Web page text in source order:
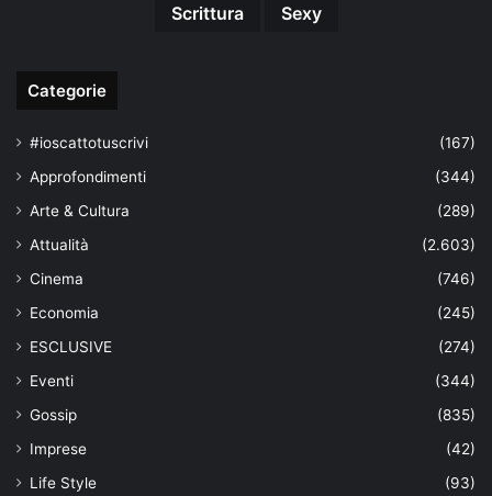
Scrittura
Sexy
Categorie
#ioscattotuscrivi
(167)
Approfondimenti
(344)
Arte & Cultura
(289)
Attualità
(2.603)
Cinema
(746)
Economia
(245)
ESCLUSIVE
(274)
Eventi
(344)
Gossip
(835)
Imprese
(42)
Life Style
(93)